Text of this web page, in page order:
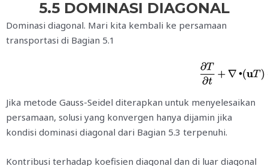
5.5 DOMINASI DIAGONAL
Dominasi diagonal. Mari kita kembali ke persamaan
transportasi di Bagian 5.1
Jika metode Gauss-Seidel diterapkan untuk menyelesaikan
persamaan, solusi yang konvergen hanya dijamin jika
kondisi dominasi diagonal dari Bagian 5.3 terpenuhi.
Kontribusi terhadap koefisien diagonal dan di luar diagonal